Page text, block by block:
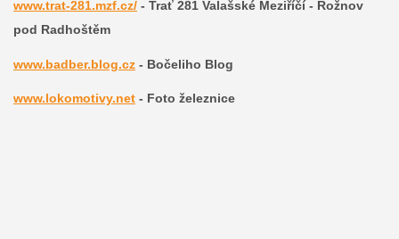
www.trat-281.mzf.cz/- Trať 281 Valašské Meziříčí - Rožnov
pod Radhoštěm
www.badber.blog.cz- Bočeliho Blog
www.lokomotivy.net- Foto železnice